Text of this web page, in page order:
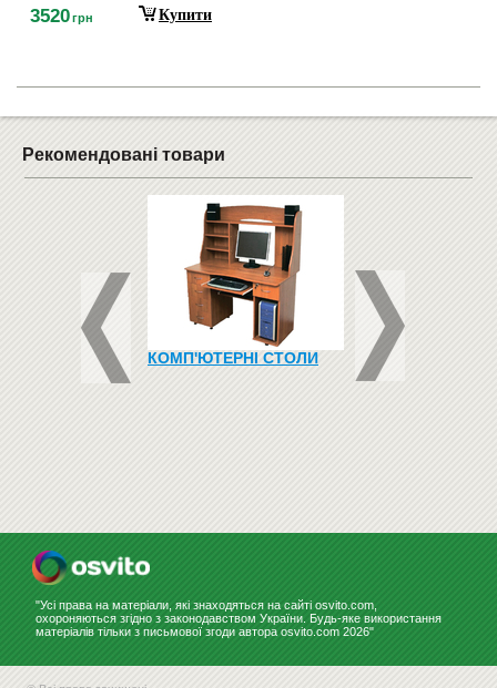
3520грн Купити
Рекомендовані товари
ДЛЯ САДОЧКУ
КОМП'ЮТЕРНІ СТОЛИ ТРИБУНА
"Усі права на матеріали, які знаходяться на сайті osvito.com,
охороняються згідно з законодавством України. Будь-яке використання
матеріалів тільки з письмової згоди автора osvito.com 2026"